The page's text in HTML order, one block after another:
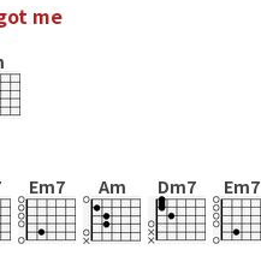
ot me
Em7 Am Dm7 Em7